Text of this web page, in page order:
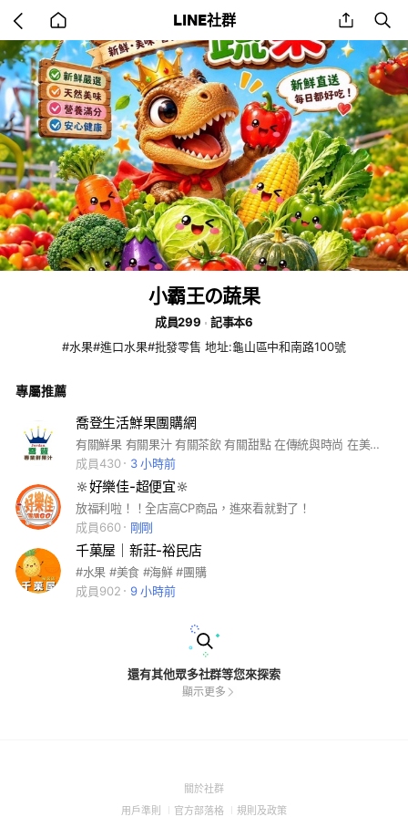
back
to
home
LINE社群 share
小霸王の蔬果
成員299
記事本6
#水果#進口水果#批發零售 地址:龜山區中和南路100號
專屬推薦
喬登生活鮮果團購網
有關鮮果 有關果汁 有關茶飲 有關甜點 在傳統與時尚 在美味與用心之間 對於你的健康渴求我們將一一為你如願以嚐
成員430
3 小時前
🔆好樂佳-超便宜🔆
放福利啦！！全店高CP商品，進來看就對了！
成員660
剛剛
千菓屋｜新莊-裕民店
#水果 #美食 #海鮮 #團購
成員902
9 小時前
還有其他眾多社群等您來探索
顯示更多
關於社群(Open
用戶準則 (Open
官方部落格 (Open
規則及政策(Open